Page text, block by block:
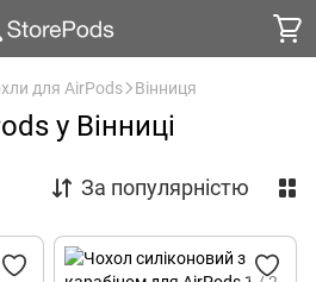
для AirPods Вінниця
у Вінниці
За популярністю